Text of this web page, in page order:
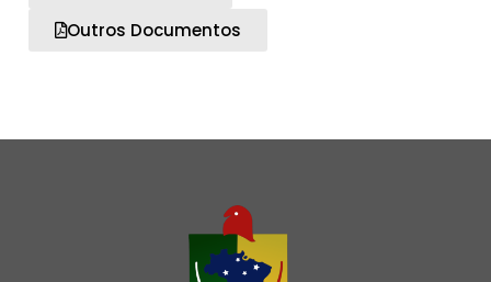
Outros Documentos